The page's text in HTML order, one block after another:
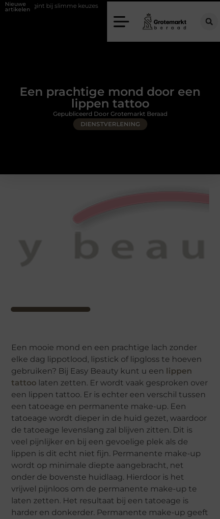
Nieuwe
artikelen
bij slimme keuzes Waarom kiezen voor een rijschool in Utrecht?
Een prachtige mond door een
lippen tattoo
DIENSTVERLENING
Gepubliceerd Door Grotemarkt Beraad
Een mooie mond en een prachtige lach zonder
elke dag lippotlood, lipstick of lipgloss te hoeven
gebruiken? Bij Easy Beauty kunt u een
lippen
tattoo laten zetten. Er wordt vaak gesproken over
een lippen tattoo. Er is echter een verschil tussen
een tatoeage en permanente make-up. Een
tatoeage wordt dieper in de huid gezet, waardoor
de tatoeage levenslang zal blijven zitten. Dit is
veel pijnlijker en bij een gevoelige plek als de
lippen is dit echt niet fijn. Permanente make-up
wordt op minimale diepte aangebracht, net
onder de bovenste huidlaag. Hierdoor is het
vrijwel pijnloos om de permanente make-up te
laten zetten. Het resultaat bij een tatoeage is
harder en donkerder. Permanente make-up geeft